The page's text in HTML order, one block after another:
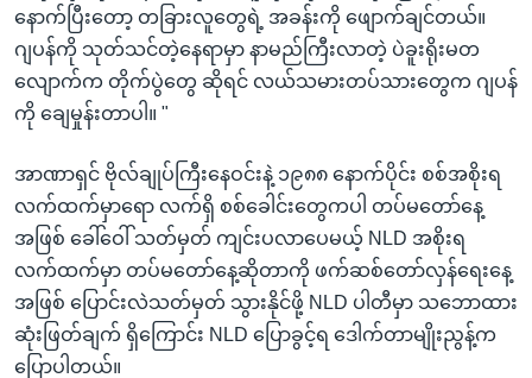
နောက်ပြီးတော့ တခြားလူတွေရဲ့ အခန်းကို ဖျောက်ချင်တယ်။
ဂျပန်ကို သုတ်သင်တဲ့နေရာမှာ နာမည်ကြီးလာတဲ့ ပဲခူးရိုးမတ
လျောက်က တိုက်ပွဲတွေ ဆိုရင် လယ်သမားတပ်သားတွေက ဂျပန်
ကို ချေမှုန်းတာပါ။ "
အာဏာရှင် ဗိုလ်ချုပ်ကြီးနေဝင်းနဲ့ ၁၉၈၈ နောက်ပိုင်း စစ်အစိုးရ
လက်ထက်မှာရော လက်ရှိ စစ်ခေါင်းတွေကပါ တပ်မတော်နေ့
အဖြစ် ခေါ်ဝေါ် သတ်မှတ် ကျင်းပလာပေမယ့် NLD အစိုးရ
လက်ထက်မှာ တပ်မတော်နေ့ဆိုတာကို ဖက်ဆစ်တော်လှန်ရေးနေ့
အဖြစ် ပြောင်းလဲသတ်မှတ် သွားနိုင်ဖို့ NLD ပါတီမှာ သဘောထား
ဆုံးဖြတ်ချက် ရှိကြောင်း NLD ပြောခွင့်ရ ဒေါက်တာမျိုးညွန့်က
ပြောပါတယ်။